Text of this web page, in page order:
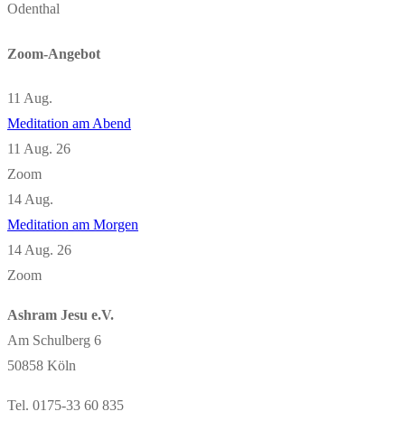
Odenthal
Zoom-Angebot
11 Aug.
Meditation am Abend
11 Aug. 26
Zoom
14 Aug.
Meditation am Morgen
14 Aug. 26
Zoom
Ashram Jesu e.V.
Am Schulberg 6
50858 Köln
Tel. 0175-33 60 835